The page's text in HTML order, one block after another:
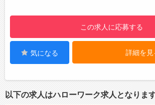
りがいを持って働ける環境で
・20代～30代の役職者も活躍
に合った目標を持って働ける
【先輩社員の声】
時間が過ぎました。」
相談できます♪
■売上管理：​日々の売上を確
■閉店：​一日の振り返りを行
す！
コミュニケーションスキルが
この求人に応募する
気になる 詳細を見
以下の求人はハローワーク求人となります